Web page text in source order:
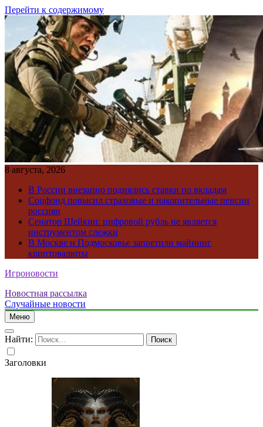
Перейти к содержимому
8 августа, 2026
В России внезапно поднялись ставки по вкладам
Соцфонд повысил страховые и накопительные пенсии
россиян
Сенатор Шейкин: цифровой рубль не является
инструментом слежки
В Москве и Подмосковье запретили майнинг
криптовалюты
Игроновости
Новостная рассылка
Случайные новости
Меню
Найти:
Заголовки